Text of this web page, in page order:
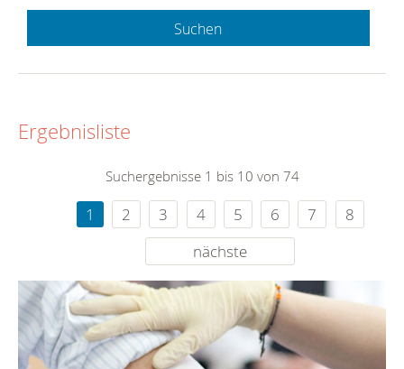
Suchen
Ergebnisliste
Suchergebnisse 1 bis 10 von 74
1 2 3 4 5 6 7
8
nächste